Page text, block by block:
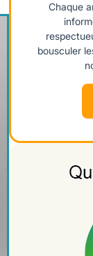
Chaque
bousculer